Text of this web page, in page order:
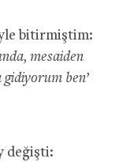
bitirmiştim:
mesaiden
gidiyorum ben’
değişti: